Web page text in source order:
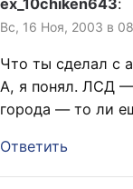
ex_10chiken643:
Вс, 16 Ноя, 2003 в
Что ты сделал с
А, я понял. ЛСД —
города — то ли
Ответить